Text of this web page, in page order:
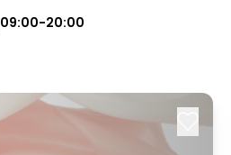
09:00-20:00